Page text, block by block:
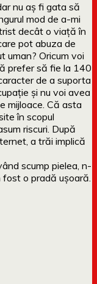
nu aș fi gata să
mod de a-mi
decât o viață în
pot abuza de
uman? Oricum voi
prefer să fie la 140
de a suporta
și nu voi avea
mijloace. Că asta
în scopul
riscuri. După
a trăi implică
scump pielea, n-
fost o pradă ușoară.